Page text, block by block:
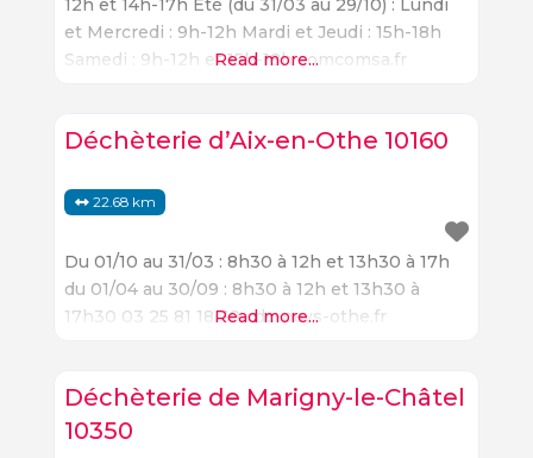
12h et 14h-17h Eté (du 31/03 au 29/10) : Lundi
et Mercredi : 9h-12h Mardi et Jeudi : 15h-18h
Samedi : 9h-12h et 15h-18h comcomsa.fr
Read more...
Déchèterie d’Aix-en-Othe 10160
22.68 km
Du 01/10 au 31/03 : 8h30 à 12h et 13h30 à 17h
du 01/04 au 30/09 : 8h30 à 12h et 13h30 à
17h30 03 25 81 18 39 cdc-pays-othe.fr
Read more...
Déchèterie de Marigny-le-Châtel
10350